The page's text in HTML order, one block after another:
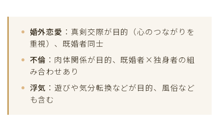
婚外恋愛 ：真剣交際が目的（心のつながりを
重視）、既婚者同士
不倫 ：肉体関係が目的、既婚者×独身者の組
み合わせあり
浮気 ：遊びや気分転換などが目的、風俗など
も含む